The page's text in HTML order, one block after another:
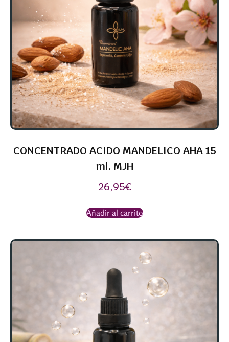
CONCENTRADO ACIDO MANDELICO AHA 15
ml. MJH
26,95€
Añadir al carrito